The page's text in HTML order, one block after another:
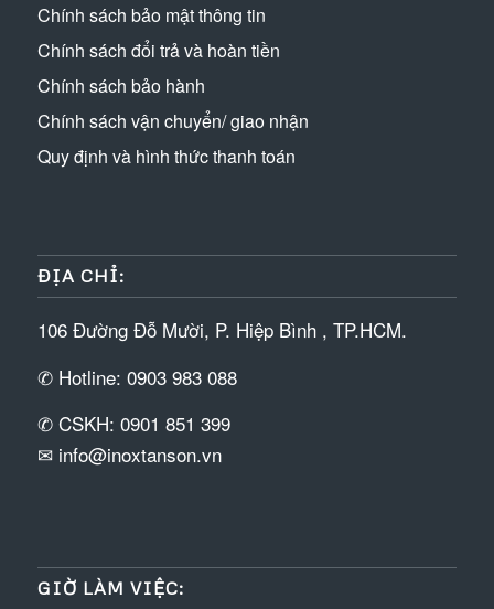
Chính sách bảo mật thông tin
Chính sách đổi trả và hoàn tiền
Chính sách bảo hành
Chính sách vận chuyển/ giao nhận
Quy định và hình thức thanh toán
ĐỊA CHỈ:
106 Đường Đỗ Mười, P. Hiệp Bình , TP.HCM.
✆ Hotline: 0903 983 088
✆ CSKH: 0901 851 399
✉ info@inoxtanson.vn
GIỜ LÀM VIỆC: